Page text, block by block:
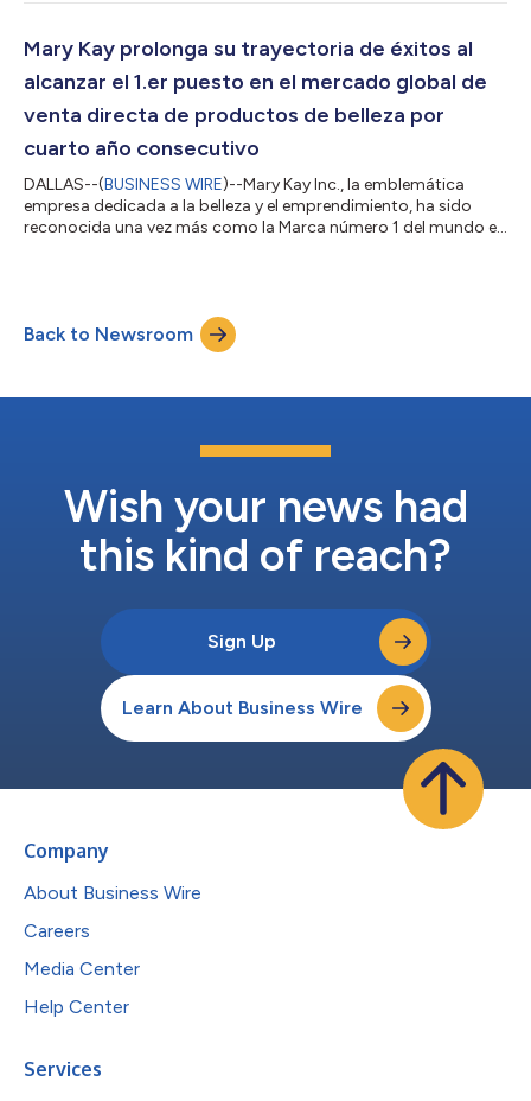
informe anual destaca la dedicación de décadas de Mary Kay a
la sostenibilidad socia...
Mary Kay prolonga su trayectoria de éxitos al
alcanzar el 1.er puesto en el mercado global de
venta directa de productos de belleza por
cuarto año consecutivo
DALLAS--(BUSINESS WIRE)--Mary Kay Inc., la emblemática
empresa dedicada a la belleza y el emprendimiento, ha sido
reconocida una vez más como la Marca número 1 del mundo en
consecutivo. “Obtener el primer lugar en la clasificación
mundial de Euromonitor por cuarto año consecutivo supone
un respaldo contundente al impacto de nuestras C...
Back to Newsroom
Wish your news had
this kind of reach?
Sign Up
Learn About Business Wire
Company
About Business Wire
Careers
Media Center
Help Center
Services